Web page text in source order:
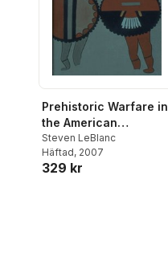
Prehistoric Warfare in
the American
Southwest
Steven LeBlanc
Häftad, 2007
329 kr